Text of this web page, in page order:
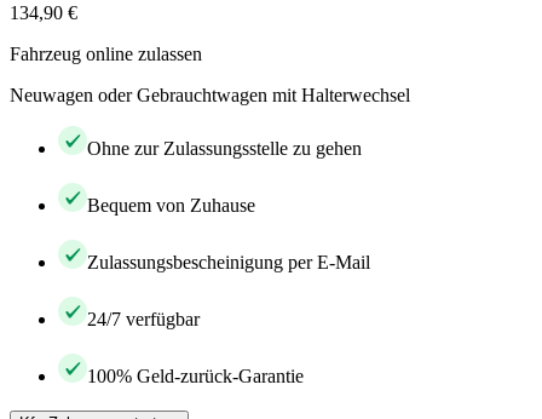
134,90 €
Fahrzeug online zulassen
Neuwagen oder Gebrauchtwagen mit Halterwechsel
Ohne zur Zulassungsstelle zu gehen
Bequem von Zuhause
Zulassungsbescheinigung per E-Mail
24/7 verfügbar
100% Geld-zurück-Garantie